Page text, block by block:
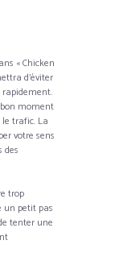
« Chicken
d’éviter
rapidement.
moment
trafic. La
votre sens
trop
un petit pas
tenter une